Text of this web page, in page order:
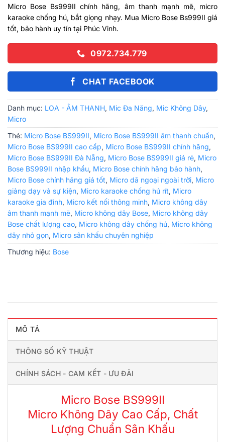
Micro Bose Bs999II chính hãng, âm thanh mạnh mẽ, micro
karaoke chống hú, bắt giọng nhạy. Mua Micro Bose Bs999II giá
tốt, bảo hành uy tín tại Phúc Vinh.
0972.734.779
CHAT FACEBOOK
Danh mục: LOA - ÂM THANH, Mic Đa Năng, Mic Không Dây,
Micro
Thẻ: Micro Bose BS999II, Micro Bose BS999II âm thanh chuẩn,
Micro Bose BS999II cao cấp, Micro Bose BS999II chính hãng,
Micro Bose BS999II Đà Nẵng, Micro Bose BS999II giá rẻ, Micro
Bose BS999II nhập khẩu, Micro Bose chính hãng bảo hành,
Micro Bose chính hãng giá tốt, Micro dã ngoại ngoài trời, Micro
giảng dạy và sự kiện, Micro karaoke chống hú rít, Micro
karaoke gia đình, Micro kết nối thông minh, Micro không dây
âm thanh mạnh mẽ, Micro không dây Bose, Micro không dây
Bose chất lượng cao, Micro không dây chống hú, Micro không
dây nhỏ gọn, Micro sân khấu chuyên nghiệp
Thương hiệu: Bose
MÔ TẢ
THÔNG SỐ KỸ THUẬT
CHÍNH SÁCH - CAM KẾT - ƯU ĐÃI
Micro Bose BS999II
Micro Không Dây Cao Cấp, Chất
Lượng Chuẩn Sân Khấu